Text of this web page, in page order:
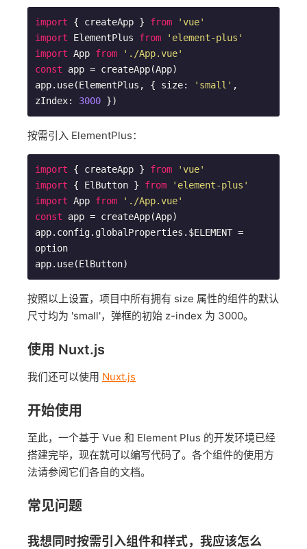
import { createApp } from
'vue'
import ElementPlus from
'element-plus'
import App from
'./App.vue'
const app = createApp(App)
app.use(ElementPlus, { size:
'small' ,
zIndex: 3000 })
按需引入 ElementPlus：
import { createApp } from
'vue'
import { ElButton } from
'element-plus'
import App from
'./App.vue'
const app = createApp(App)
app.config.globalProperties.$ELEMENT =
option
app.use(ElButton)
按照以上设置，项目中所有拥有 size 属性的组件的默认
尺寸均为 'small'，弹框的初始 z-index 为 3000。
使用 Nuxt.js
我们还可以使用 Nuxt.js
开始使用
至此，一个基于 Vue 和 Element Plus 的开发环境已经
搭建完毕，现在就可以编写代码了。各个组件的使用方
法请参阅它们各自的文档。
常见问题
我想同时按需引入组件和样式，我应该怎么